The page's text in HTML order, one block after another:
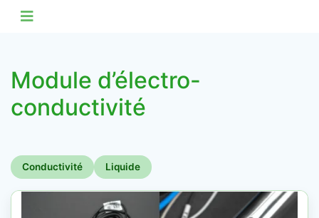
Module d’électro-
conductivité
Conductivité Liquide